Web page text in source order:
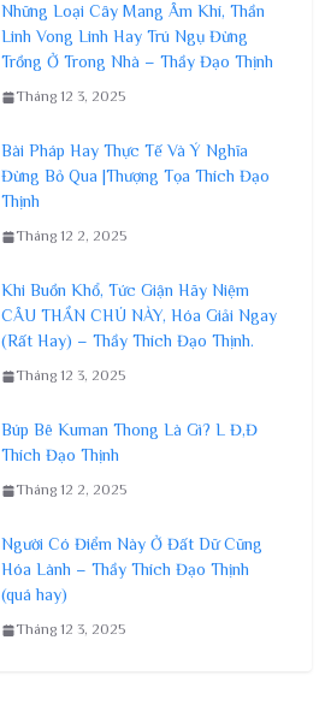
Những Loại Cây Mang Âm Khí, Thần
Linh Vong Linh Hay Trú Ngụ Đừng
Trồng Ở Trong Nhà – Thầy Đạo Thịnh
Tháng 12 3, 2025
Bài Pháp Hay Thực Tế Và Ý Nghĩa
Đừng Bỏ Qua |Thượng Tọa Thích Đạo
Thịnh
Tháng 12 2, 2025
Khi Buồn Khổ, Tức Giận Hãy Niệm
CÂU THẦN CHÚ NÀY, Hóa Giải Ngay
(Rất Hay) – Thầy Thích Đạo Thịnh.
Tháng 12 3, 2025
Búp Bê Kuman Thong Là Gì? L Đ,Đ
Thích Đạo Thịnh
Tháng 12 2, 2025
Người Có Điểm Này Ở Đất Dữ Cũng
Hóa Lành – Thầy Thích Đạo Thịnh
(quá hay)
Tháng 12 3, 2025